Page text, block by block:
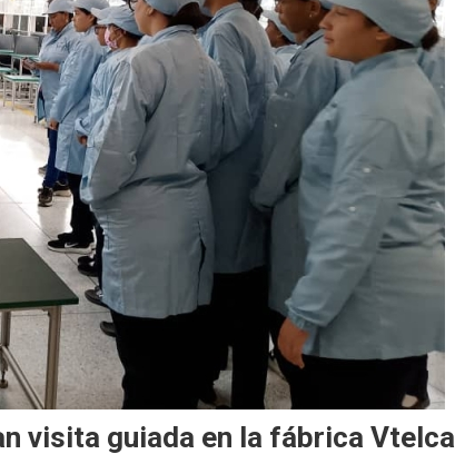
visita guiada en la fábrica Vtelca